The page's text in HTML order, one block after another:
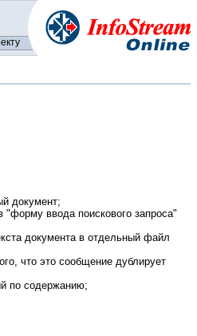
документ;
ввода поискового запроса"
документа в отдельный файл
что это сообщение дублирует
по содержанию;